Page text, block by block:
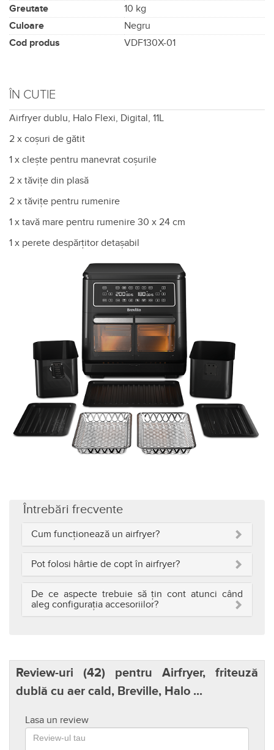
Greutate
10 kg
Culoare
Negru
Cod produs
VDF130X-01
ÎN CUTIE
Airfryer dublu, Halo Flexi, Digital, 11L
2 x coșuri de gătit
1 x clește pentru manevrat coșurile
2 x tăvițe din plasă
2 x tăvițe pentru rumenire
1 x tavă mare pentru rumenire 30 x 24 cm
1 x perete despărțitor detașabil
Întrebări frecvente
Cum funcționează un airfryer?
Pot folosi hârtie de copt în airfryer?
De ce aspecte trebuie să țin cont atunci când
aleg configurația accesoriilor?
Review-uri (42) pentru Airfryer, friteuză
dublă cu aer cald, Breville, Halo ...
Lasa un review